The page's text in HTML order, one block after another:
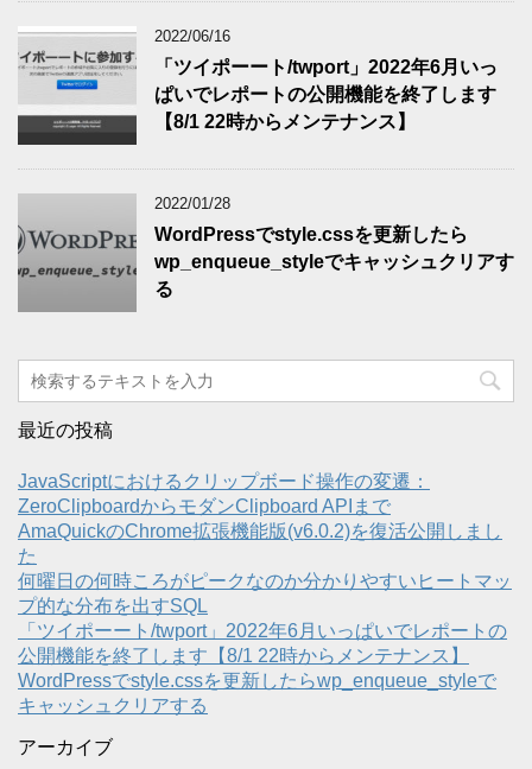
2022/06/16
「ツイポーート/twport」2022年6月いっ
ぱいでレポートの公開機能を終了します
【8/1 22時からメンテナンス】
2022/01/28
WordPressでstyle.cssを更新したら
wp_enqueue_styleでキャッシュクリアす
る
最近の投稿
JavaScriptにおけるクリップボード操作の変遷：
ZeroClipboardからモダンClipboard APIまで
AmaQuickのChrome拡張機能版(v6.0.2)を復活公開しまし
た
何曜日の何時ころがピークなのか分かりやすいヒートマッ
プ的な分布を出すSQL
「ツイポーート/twport」2022年6月いっぱいでレポートの
公開機能を終了します【8/1 22時からメンテナンス】
WordPressでstyle.cssを更新したらwp_enqueue_styleで
キャッシュクリアする
アーカイブ